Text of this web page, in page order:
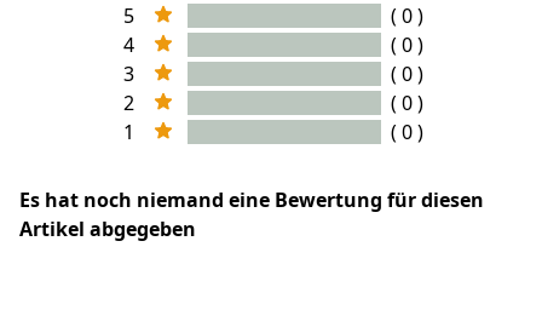
5
( 0 )
4
( 0 )
3
( 0 )
2
( 0 )
1
( 0 )
Es hat noch niemand eine Bewertung für diesen
Artikel abgegeben